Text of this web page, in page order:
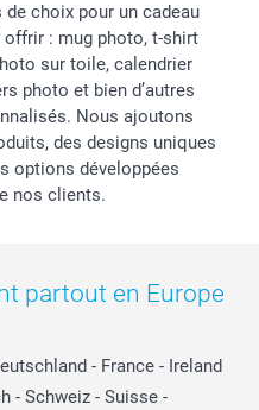
choix pour un cadeau
offrir : mug photo, t-shirt
sur toile, calendrier
photo et bien d’autres
Nous ajoutons
des designs uniques
options développées
nos clients.
partout en Europe
- France - Ireland
- Schweiz - Suisse -